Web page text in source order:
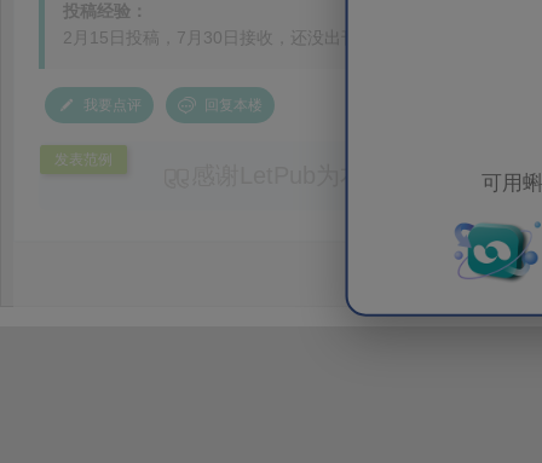
可用
投稿经验：
2月15日投稿，7月30日接收，还没出刊。从接收到到出刊得多
我要点评 回复本楼
发表范例
感谢LetPub为本论文提供专业
效应及界面电荷传输等研究内容，
论述逻辑进行了系统梳理，使研究
析及机理讨论之间的关系更加清晰